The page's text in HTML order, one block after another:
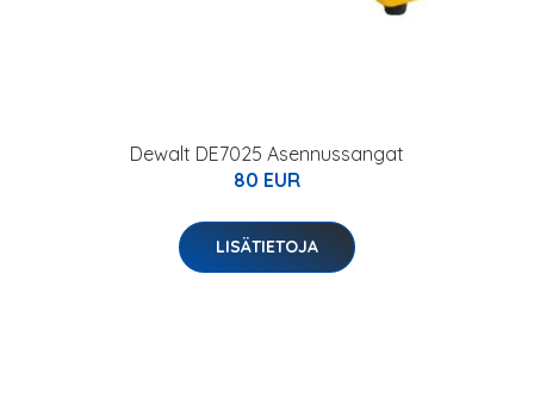
Dewalt DE7025 Asennussangat
80 EUR
LISÄTIETOJA